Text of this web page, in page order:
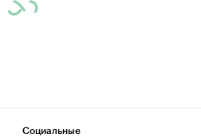
Социальные